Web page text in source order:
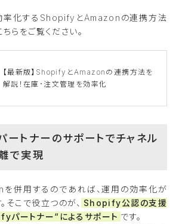
率化するShopifyとAmazonの連携方法
らをご覧ください。
【最新版】ShopifyとAmazonの連携方法を
解説！在庫･注文管理を効率化
トナーのサポートでチャネル
で実現
併用するのであれば、運用の効率化が
そこで役立つのが、 Shopify公認の支援
パートナー“によるサポート です。